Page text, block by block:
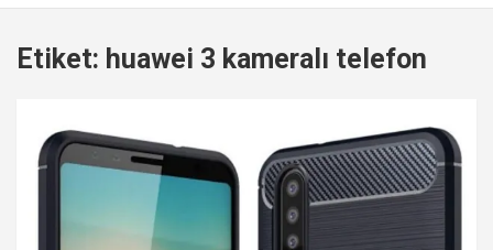
Etiket: huawei 3 kameralı telefon